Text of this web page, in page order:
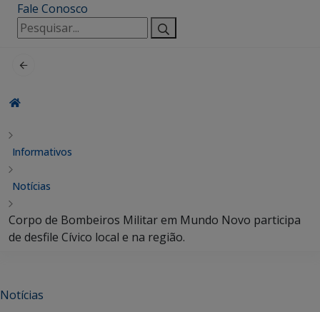
Fale Conosco
Pesquisar
por:
Informativos
Notícias
Corpo de Bombeiros Militar em Mundo Novo participa
de desfile Cívico local e na região.
Notícias